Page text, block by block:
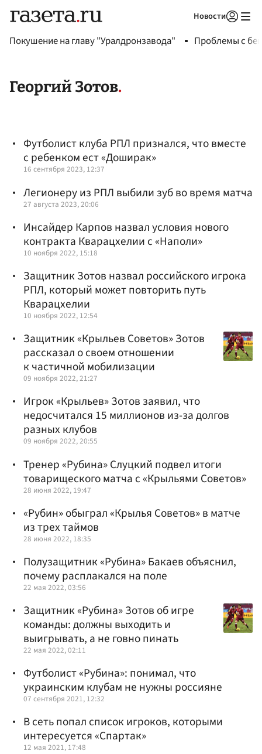
Новости
Покушение на главу "Уралдронзавода" Проблемы с
Георгий Зотов
Футболист клуба РПЛ признался, что вместе
с ребенком ест «Доширак»
16 сентября 2023, 12:37
Легионеру из РПЛ выбили зуб во время матча
27 августа 2023, 20:06
Инсайдер Карпов назвал условия нового
контракта Кварацхелии с «Наполи»
10 ноября 2022, 15:18
Защитник Зотов назвал российского игрока
РПЛ, который может повторить путь
Кварацхелии
10 ноября 2022, 12:54
Защитник «Крыльев Советов» Зотов
рассказал о своем отношении
к частичной мобилизации
09 ноября 2022, 21:27
Игрок «Крыльев» Зотов заявил, что
недосчитался 15 миллионов из-за долгов
разных клубов
09 ноября 2022, 20:55
Тренер «Рубина» Слуцкий подвел итоги
товарищеского матча с «Крыльями Советов»
28 июня 2022, 19:47
«Рубин» обыграл «Крылья Советов» в матче
из трех таймов
28 июня 2022, 18:35
Полузащитник «Рубина» Бакаев объяснил,
почему расплакался на поле
22 мая 2022, 03:56
Защитник «Рубина» Зотов об игре
команды: должны выходить и
выигрывать, а не говно пинать
22 мая 2022, 02:11
Футболист «Рубина»: понимал, что
украинским клубам не нужны россияне
07 сентября 2021, 12:32
В сеть попал список игроков, которыми
интересуется «Спартак»
12 мая 2021, 17:48